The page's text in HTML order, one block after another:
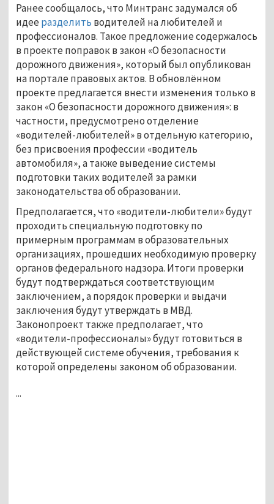
Ранее сообщалось, что Минтранс задумался об
идее разделить водителей на любителей и
профессионалов. Такое предложение содержалось
в проекте поправок в закон «О безопасности
дорожного движения», который был опубликован
на портале правовых актов. В обновлённом
проекте предлагается внести изменения только в
закон «О безопасности дорожного движения»: в
частности, предусмотрено отделение
«водителей-любителей» в отдельную категорию,
без присвоения профессии «водитель
автомобиля», а также выведение системы
подготовки таких водителей за рамки
законодательства об образовании.
Предполагается, что «водители-любители» будут
проходить специальную подготовку по
примерным программам в образовательных
организациях, прошедших необходимую проверку
органов федерального надзора. Итоги проверки
будут подтверждаться соответствующим
заключением, а порядок проверки и выдачи
заключения будут утверждать в МВД.
Законопроект также предполагает, что
«водители-профессионалы» будут готовиться в
действующей системе обучения, требования к
которой определены законом об образовании.
...